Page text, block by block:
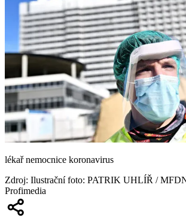
lékař nemocnice koronavirus
Zdroj: Ilustrační foto: PATRIK UHLÍŘ /
Profimedia